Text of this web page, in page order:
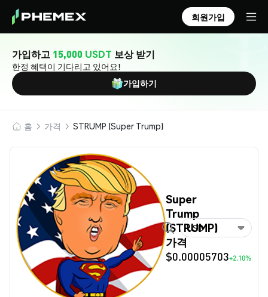
회원가입
가입하고 15,000 USDT 보상 받기
한정 혜택이 기다리고 있어요!
가입하기
홈 가격 STRUMP (Super Trump)
Super
Trump
(STRUMP)
가격
$0.00005703+2.10%
USD